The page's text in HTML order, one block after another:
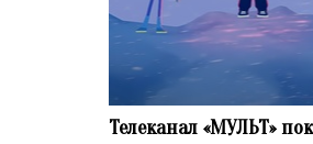
Телеканал «МУЛЬТ»